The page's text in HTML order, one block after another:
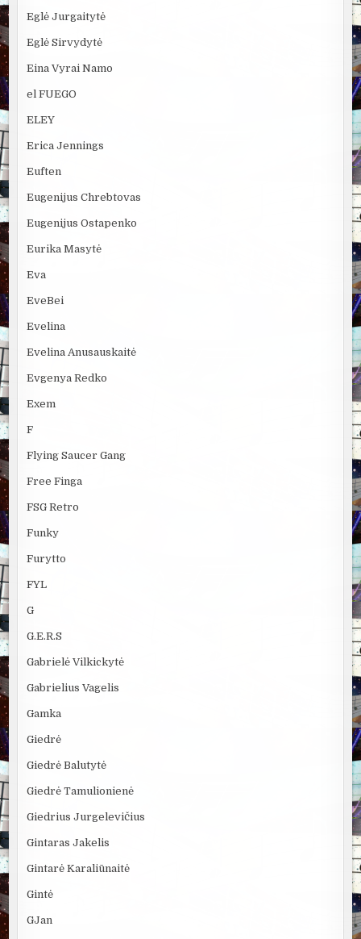
Eglė Jurgaitytė
Eglė Sirvydytė
Eina Vyrai Namo
el FUEGO
ELEY
Erica Jennings
Euften
Eugenijus Chrebtovas
Eugenijus Ostapenko
Eurika Masytė
Eva
EveBei
Evelina
Evelina Anusauskaitė
Evgenya Redko
Exem
F
Flying Saucer Gang
Free Finga
FSG Retro
Funky
Furytto
FYL
G
G.E.R.S
Gabrielė Vilkickytė
Gabrielius Vagelis
Gamka
Giedrė
Giedrė Balutytė
Giedrė Tamulionienė
Giedrius Jurgelevičius
Gintaras Jakelis
Gintarė Karaliūnaitė
Gintė
GJan